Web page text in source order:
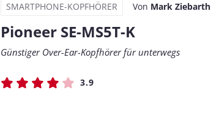
SMARTPHONE-KOPFHÖRER Von Mark Ziebarth
Pioneer SE-MS5T-K
Günstiger Over-Ear-Kopfhörer für unterwegs
3.9